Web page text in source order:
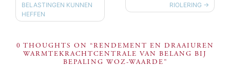
BELASTINGEN KUNNEN
HEFFEN
RIOLERING
0 THOUGHTS ON “RENDEMENT EN DRAAIUREN
WARMTEKRACHTCENTRALE VAN BELANG BIJ
BEPALING WOZ-WAARDE”